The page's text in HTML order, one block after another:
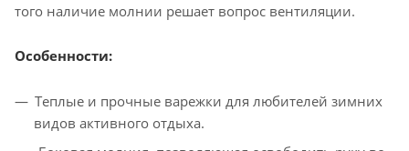
того наличие молнии решает вопрос вентиляции.
Особенности:
Теплые и прочные варежки для любителей зимних
видов активного отдыха.